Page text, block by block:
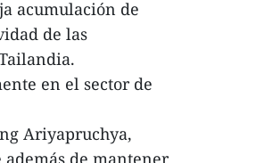
acumulación de
de las
en el sector de
Ariyapruchya,